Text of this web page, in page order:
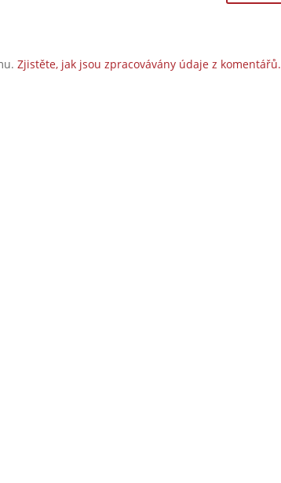
Zjistěte, jak jsou zpracovávány údaje z komentářů.